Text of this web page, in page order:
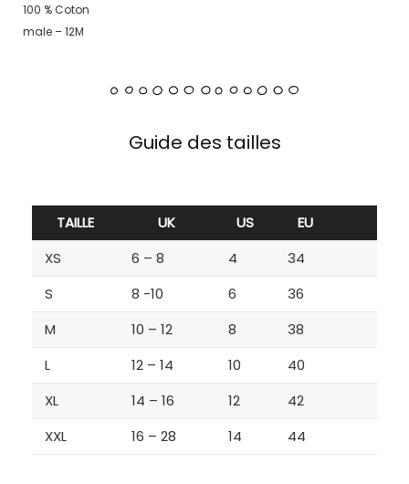
100 % Coton
male – 12M
Guide des tailles
TAILLE UK US
EU
XS
6 – 8 4
34
S
8 -10 6
36
M
10 – 12 8
38
L
12 – 14 10
40
XL
14 – 16 12
42
XXL
16 – 28 14 44